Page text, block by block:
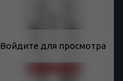
Войдите для просмотра